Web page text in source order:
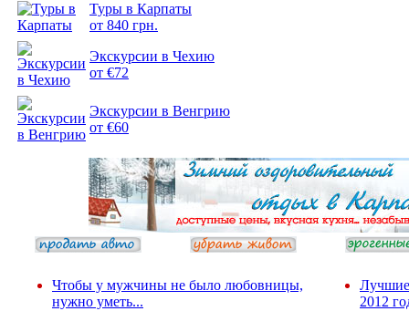
Туры в Карпаты
от 840 грн.
Экскурсии в Чехию
от €72
Экскурсии в Венгрию
от €60
Чтобы у мужчины не было любовницы,
нужно уметь...
Лучшие
2012